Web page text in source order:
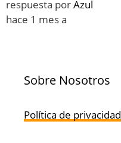
respuesta porAzul
hace 1 mes a
Sobre Nosotros
Política de privacidad